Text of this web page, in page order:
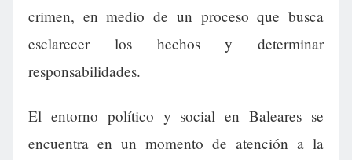
crimen, en medio de un proceso que busca
esclarecer los hechos y determinar
responsabilidades.
El entorno político y social en Baleares se
encuentra en un momento de atención a la